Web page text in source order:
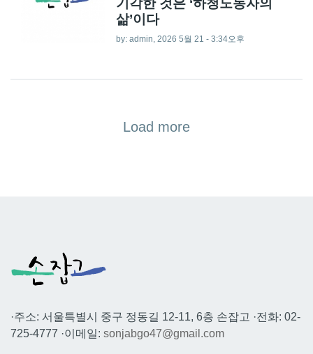
삶’이다
by: admin , 2026 5월 21 - 3:34오후
Load more
·주소: 서울특별시 중구 정동길 12-11, 6층 손잡고 ·전화: 02-
725-4777 ·이메일: sonjabgo47@gmail.com